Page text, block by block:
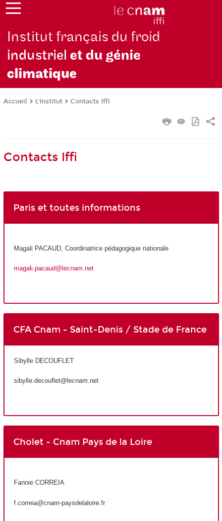
Institut français du froid
industrielet du génie
climatique
Accueil L'Institut Contacts Iffi
Contacts Iffi
Paris et toutes informations
Magali PACAUD, Coordinatrice pédagogique nationale
magali.pacaud@lecnam.net
CFA Cnam - Saint-Denis / Stade de France
Sibylle DECOUFLET
sibylle.decouflet@lecnam.net
Cholet - Cnam Pays de la Loire
Fannie CORREIA
f.correia@cnam-paysdelaloire.fr